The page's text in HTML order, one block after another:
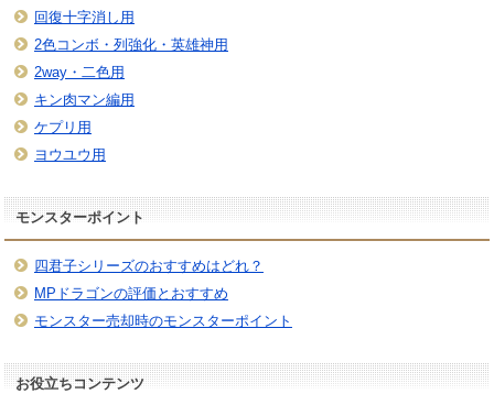
回復十字消し用
2色コンボ・列強化・英雄神用
2way・二色用
キン肉マン編用
ケプリ用
ヨウユウ用
モンスターポイント
四君子シリーズのおすすめはどれ？
MPドラゴンの評価とおすすめ
モンスター売却時のモンスターポイント
お役立ちコンテンツ